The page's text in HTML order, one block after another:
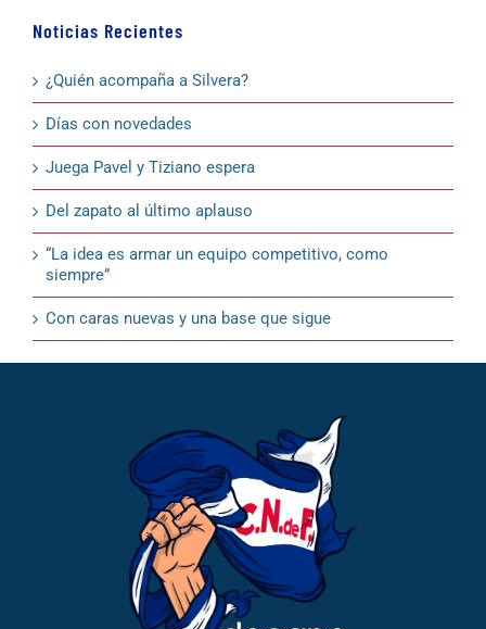
Noticias Recientes
¿Quién acompaña a Silvera?
Días con novedades
Juega Pavel y Tiziano espera
Del zapato al último aplauso
“La idea es armar un equipo competitivo, como
siempre”
Con caras nuevas y una base que sigue